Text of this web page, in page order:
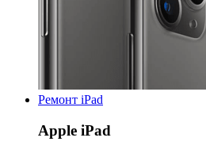
Ремонт iPad
Apple iPad